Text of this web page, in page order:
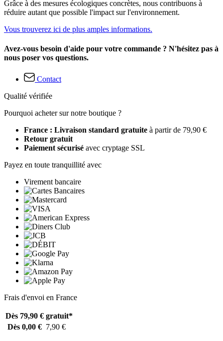
Grâce à des mesures écologiques concrètes, nous contribuons à
réduire autant que possible l'impact sur l'environnement.
Vous trouverez ici de plus amples informations.
Avez-vous besoin d'aide pour votre commande ? N'hésitez pas à
nous poser vos questions.
Contact
Qualité vérifiée
Pourquoi acheter sur notre boutique ?
France : Livraison standard gratuite à partir de 79,90 €
Retour gratuit
Paiement sécurisé avec cryptage SSL
Payez en toute tranquillité avec
Virement bancaire
Frais d'envoi en France
Dès 79,90 € gratuit*
Dès 0,00 € 7,90 €